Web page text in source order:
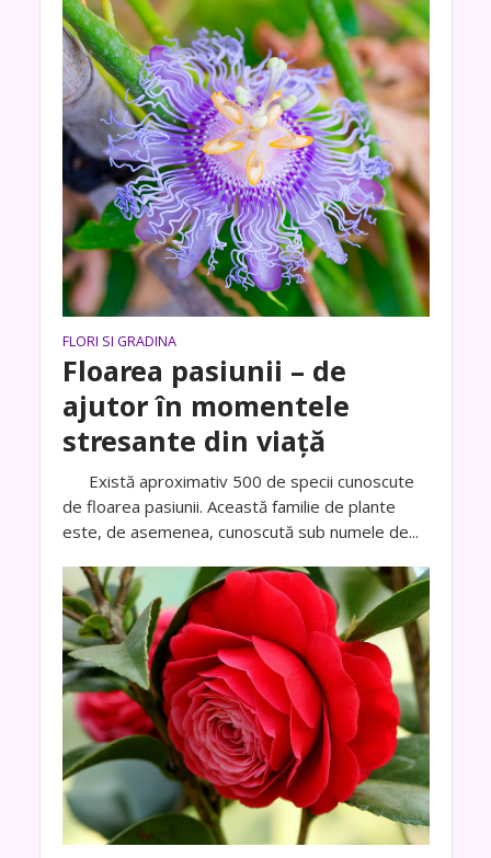
FLORI SI GRADINA
Floarea pasiunii – de
ajutor în momentele
stresante din viață
Există aproximativ 500 de specii cunoscute
de floarea pasiunii. Această familie de plante
este, de asemenea, cunoscută sub numele de...